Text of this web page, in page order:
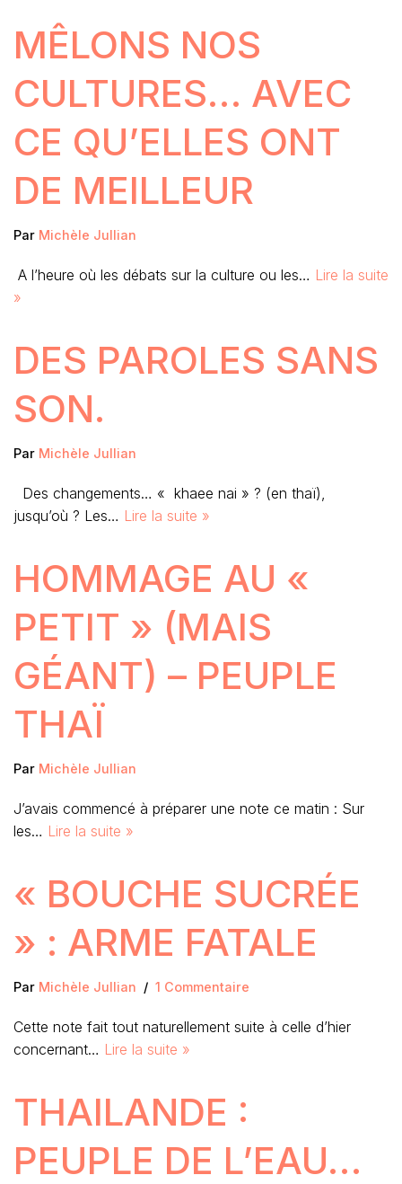
MÊLONS NOS
CULTURES… AVEC
CE QU’ELLES ONT
DE MEILLEUR
Par Michèle Jullian
A l’heure où les débats sur la culture ou les… Lire la suite
»
DES PAROLES SANS
SON.
Par Michèle Jullian
Des changements… « khaee nai » ? (en thaï),
jusqu’où ? Les… Lire la suite »
HOMMAGE AU «
PETIT » (MAIS
GÉANT) – PEUPLE
THAÏ
Par Michèle Jullian
J’avais commencé à préparer une note ce matin : Sur
les… Lire la suite »
« BOUCHE SUCRÉE
» : ARME FATALE
Par Michèle Jullian 1 Commentaire
Cette note fait tout naturellement suite à celle d’hier
concernant… Lire la suite »
THAILANDE :
PEUPLE DE L’EAU…